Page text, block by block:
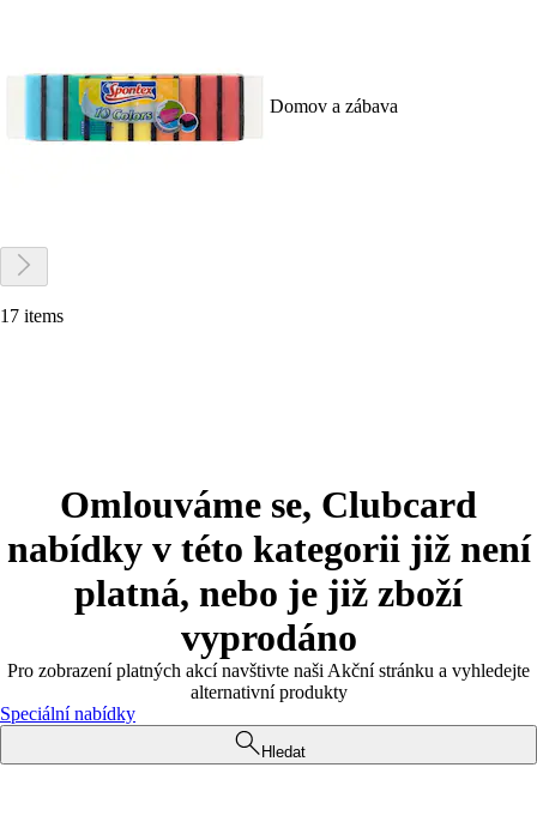
Domov a zábava
17 items
Omlouváme se, Clubcard
nabídky v této kategorii již není
platná, nebo je již zboží
vyprodáno
Pro zobrazení platných akcí navštivte naši Akční stránku a vyhledejte
alternativní produkty
Speciální nabídky
Hledat